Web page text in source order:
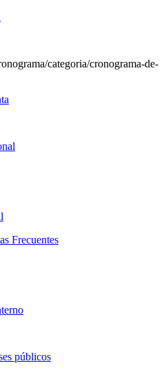
categoria/cronograma-de-
Frecuentes
públicos